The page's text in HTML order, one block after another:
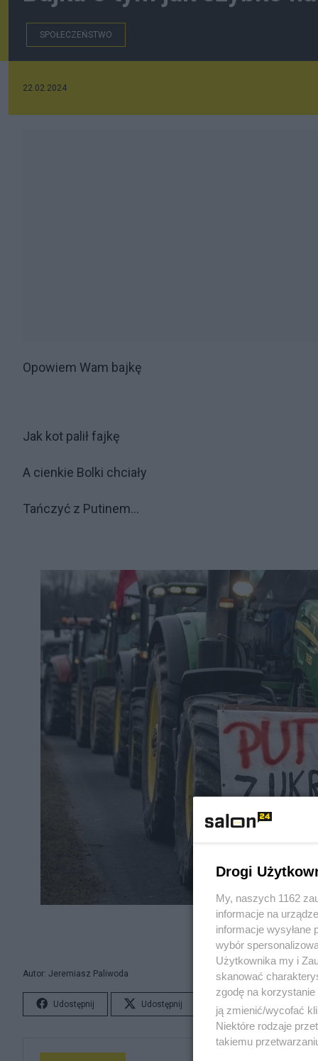
SPOŁECZEŃSTWO
22.02.2024
Opowiem Wam bajkę
Jak kot palił fajkę
A cienkie Bolki chciały
Tańczyć z Putinem...
Autor: Jeremiasz Paliwoda
Udostępnij Udostępnij Lubię to!
Drogi
My, naszych 1162
informacje na
informacje wysyłane
wybór
Użytkownika my i
skanować
zgodę na
ją zmienić/wycofać
Niektóre rodzaje
takiemu